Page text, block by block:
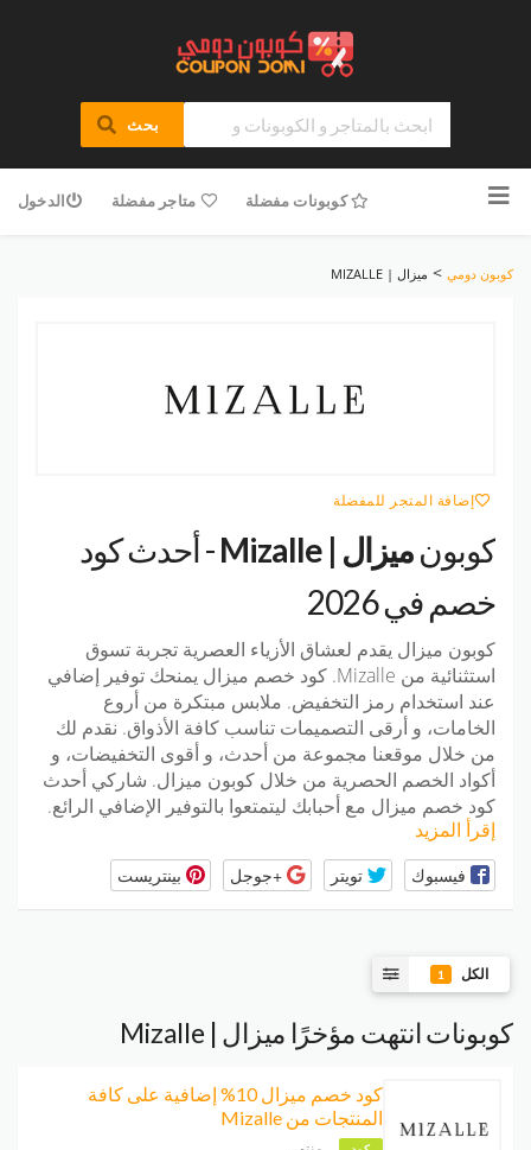
بحث
للمحتوى
كوبونات مفضلة متاجر مفضلة الدخول
كوبون دومي > ميزال | MIZALLE
إضافة المتجر للمفضلة
كوبونميزال | Mizalle
- أحدث كود
خصم في 2026
كوبون ميزال يقدم لعشاق الأزياء العصرية تجربة تسوق
استثنائية من Mizalle. كود خصم ميزال يمنحك توفير إضافي
عند استخدام رمز التخفيض. ملابس مبتكرة من أروع
الخامات، و أرقى التصميمات تناسب كافة الأذواق. نقدم لك
من خلال موقعنا مجموعة من أحدث، و أقوى التخفيضات، و
أكواد الخصم الحصرية من خلال كوبون ميزال. شاركي أحدث
كود خصم ميزال مع أحبابك ليتمتعوا بالتوفير الإضافي الرائع.
إقرأ المزيد
فيسبوك تويتر +جوجل بينتريست
الكل 1
كوبونات انتهت مؤخرًا ميزال | Mizalle
كود خصم ميزال 10% إضافية على كافة
المنتجات من Mizalle